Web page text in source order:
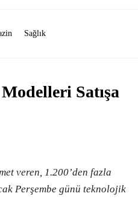
Sağlık
Satışa
veren, 1.200’den fazla
Perşembe günü teknolojik